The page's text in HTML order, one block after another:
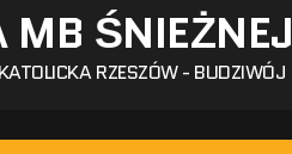
MB ŚNIEŻNEJ
RZESZÓW - BUDZIWÓJ